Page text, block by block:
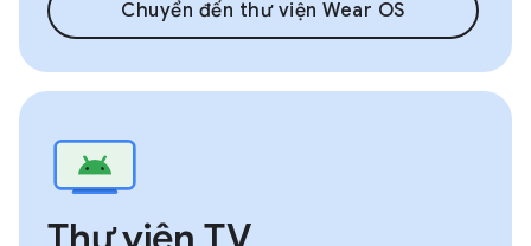
Chuyển đến thư viện Wear OS